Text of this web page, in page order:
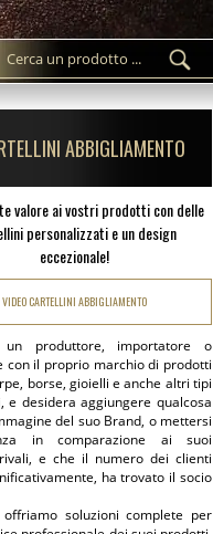
ABBIGLIAMENTO
valore ai vostri prodotti con delle
personalizzati e un design
eccezionale!
VIDEO CARTELLINI ABBIGLIAMENTO
produttore, importatore o
con il proprio marchio di prodotti
borse, gioielli e anche altri tipi
e desidera aggiungere qualcosa
del suo Brand, o mettersi
in comparazione ai suoi
e che il numero dei clienti
ha trovato il socio
soluzioni complete per